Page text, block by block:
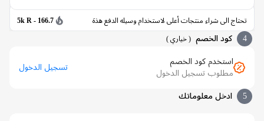
الى شراء منتجات أعلى لاستخدام وسيله الدفع هذة 166.7 - 5k R
كود الخصم (خياري )
استخدم كود الخصم
مطلوب تسجيل الدخول
تسجيل الدخول
ادخل معلوماتك